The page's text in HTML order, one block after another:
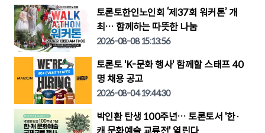
토론토한인노인회 ‘제37회 워커톤’ 개
최… 함께하는 따뜻한 나눔
2026-08-08 15:13:56
토론토 'K-문화 행사' 함께할 스태프 40
명 채용 공고
2026-08-04 19:44:30
박인환 탄생 100주년… 토론토서 '한·